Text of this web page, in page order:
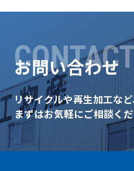
お問い合わせ
リサイクルや再生加工など
まずはお気軽にご相談くだ